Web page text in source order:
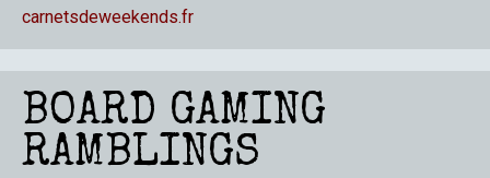
carnetsdeweekends.fr
BOARD GAMING
RAMBLINGS